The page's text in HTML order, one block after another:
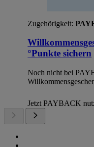
Zugehörigkeit:
°Punkte sichern
Noch nicht bei
Jetzt PAYBACK